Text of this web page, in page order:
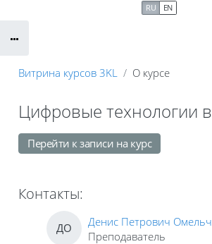
RU EN
Витрина курсов 3KL О курсе
Цифровые технологии
Перейти к записи на курс
Контакты:
ДО
Денис Петрович
Преподаватель